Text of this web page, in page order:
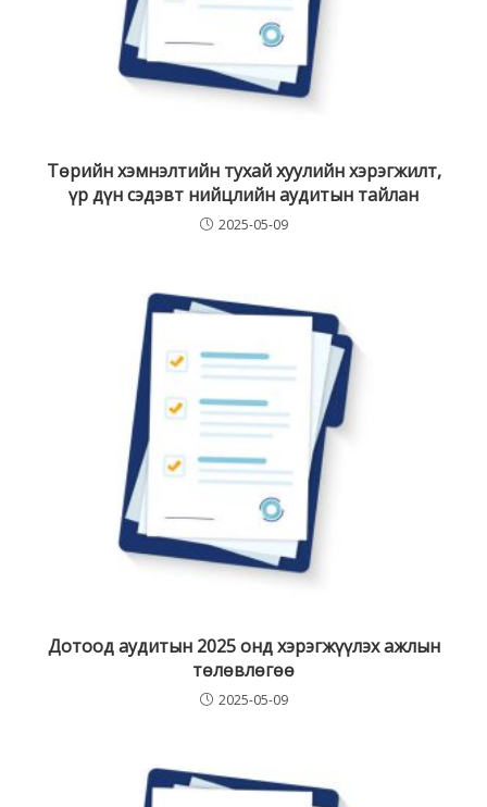
Төрийн хэмнэлтийн тухай хуулийн хэрэгжилт,
үр дүн сэдэвт нийцлийн аудитын тайлан
2025-05-09
Дотоод аудитын 2025 онд хэрэгжүүлэх ажлын
төлөвлөгөө
2025-05-09